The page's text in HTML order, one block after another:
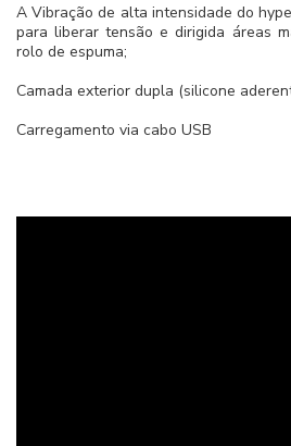
A Vibração de alta intensidade do
para liberar tensão e dirigida áreas
rolo de espuma;
Camada exterior dupla (silicone
Carregamento via cabo USB